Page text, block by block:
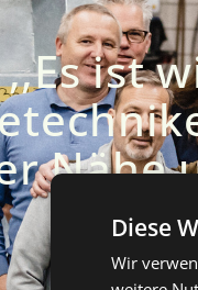
,,Es ist
Nähe
Diese
Wir